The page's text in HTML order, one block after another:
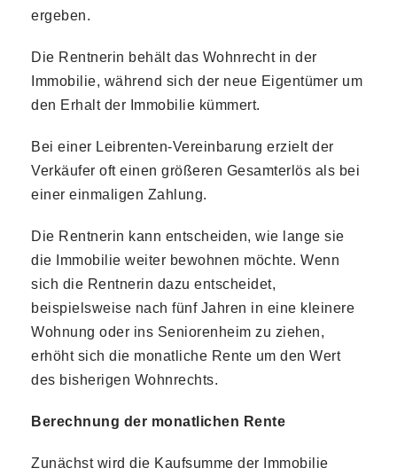
ergeben.
Die Rentnerin behält das Wohnrecht in der
Immobilie, während sich der neue Eigentümer um
den Erhalt der Immobilie kümmert.
Bei einer Leibrenten-Vereinbarung erzielt der
Verkäufer oft einen größeren Gesamterlös als bei
einer einmaligen Zahlung.
Die Rentnerin kann entscheiden, wie lange sie
die Immobilie weiter bewohnen möchte. Wenn
sich die Rentnerin dazu entscheidet,
beispielsweise nach fünf Jahren in eine kleinere
Wohnung oder ins Seniorenheim zu ziehen,
erhöht sich die monatliche Rente um den Wert
des bisherigen Wohnrechts.
Berechnung der monatlichen Rente
Zunächst wird die Kaufsumme der Immobilie